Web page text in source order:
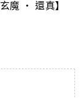
魔 ‧ 還真】